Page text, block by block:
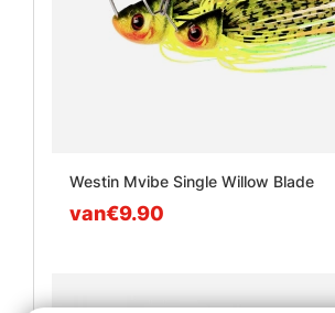
Westin Mvibe Single Willow Blade
van€9.90